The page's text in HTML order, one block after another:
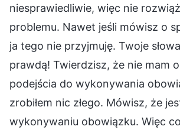
niesprawiedliwie, więc nie
problemu. Nawet jeśli mówisz o
ja tego nie przyjmuję. Twoje
prawdą! Twierdzisz, że nie mam
podejścia do wykonywania
zrobiłem nic złego. Mówisz, że
wykonywaniu obowiązku. Więc